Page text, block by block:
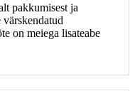
pakkumisest ja
värskendatud
on meiega lisateabe